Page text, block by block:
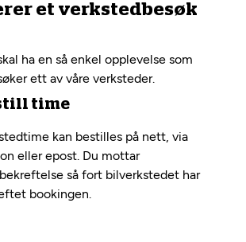
et verkstedbesøk
ha en så enkel opplevelse som
ett av våre verksteder.
time
kan bestilles på nett, via
eller epost. Du mottar
så fort bilverkstedet har
bookingen.